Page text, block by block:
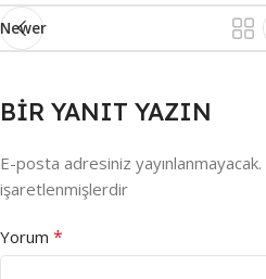
Newer
BIR YANIT YAZIN
E-posta adresiniz yayınlanmayacak.
işaretlenmişlerdir
Yorum *